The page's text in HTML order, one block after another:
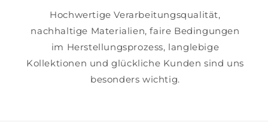
Hochwertige Verarbeitungsqualität,
nachhaltige Materialien, faire Bedingungen
im Herstellungsprozess, langlebige
Kollektionen und glückliche Kunden sind uns
besonders wichtig.